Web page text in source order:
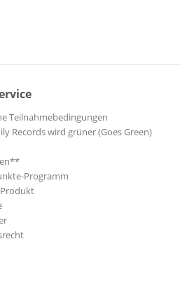
Teilnahmebedingungen
Records wird grüner (Goes Green)
Programm